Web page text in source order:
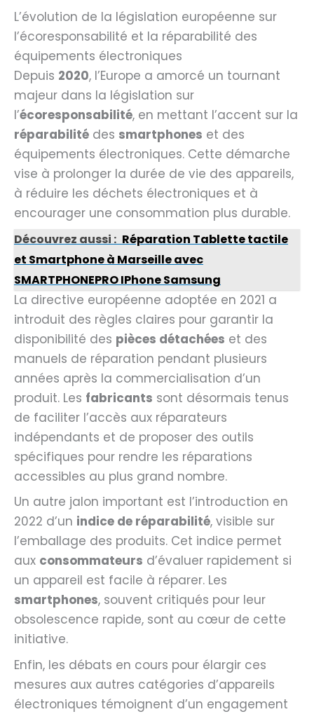
L’évolution de la législation européenne sur
l’écoresponsabilité et la réparabilité des
équipements électroniques
Depuis 2020, l’Europe a amorcé un tournant
majeur dans la législation sur
l’écoresponsabilité, en mettant l’accent sur la
réparabilité des smartphones et des
équipements électroniques. Cette démarche
vise à prolonger la durée de vie des appareils,
à réduire les déchets électroniques et à
encourager une consommation plus durable.
Découvrez aussi : Réparation Tablette tactile
et Smartphone à Marseille avec
SMARTPHONEPRO IPhone Samsung
La directive européenne adoptée en 2021 a
introduit des règles claires pour garantir la
disponibilité des pièces détachées et des
manuels de réparation pendant plusieurs
années après la commercialisation d’un
produit. Les fabricants sont désormais tenus
de faciliter l’accès aux réparateurs
indépendants et de proposer des outils
spécifiques pour rendre les réparations
accessibles au plus grand nombre.
Un autre jalon important est l’introduction en
2022 d’un indice de réparabilité, visible sur
l’emballage des produits. Cet indice permet
aux consommateurs d’évaluer rapidement si
un appareil est facile à réparer. Les
smartphones, souvent critiqués pour leur
obsolescence rapide, sont au cœur de cette
initiative.
Enfin, les débats en cours pour élargir ces
mesures aux autres catégories d’appareils
électroniques témoignent d’un engagement